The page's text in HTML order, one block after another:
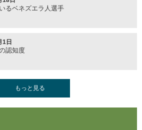
7日
球とオリンピック
るベネズエラ人選手
1日
認知度
の少年野球
もっと見る